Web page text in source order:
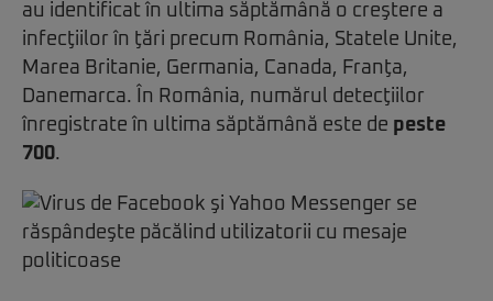
au identificat în ultima săptămână o creştere a
infecţiilor în ţări precum România, Statele Unite,
Marea Britanie, Germania, Canada, Franţa,
Danemarca. În România, numărul detecţiilor
înregistrate în ultima săptămână este de peste
700.